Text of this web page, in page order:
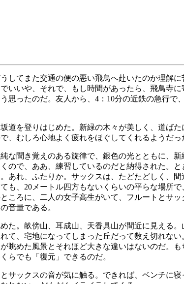
てまた交通の便の悪い飛鳥へ赴いたのか理解
いいや、それで、もし時間があったら、飛鳥寺
思ったのだ。友人から、4：10分の近鉄の急行
を登りはじめた。新緑の木々が美しく、道ば
、むしろ心地よく疲れをほぐしてくれるようだっ
聞き覚えのある旋律で、銀色の光とともに、
ので、ああ、練習しているのだと納得された。
あれ、ふたりか。サックスは、たどたどしく、
も、20メートル四方もないくらいの平らな場所
ころに、二人の女子高生がいて、フルートとサ
音量である。
。畝傍山、耳成山、天香具山が間近に見える
て、宅地になってしまった丘だって数え切れな
眺めた風景とそれほど大きな違いはないのだ。
らでも「復元」できるのだ。
ックスの音が気に触る。できれば、ベンチに